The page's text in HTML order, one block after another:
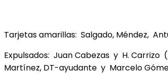
Tarjetas amarillas: Salgado, Méndez,
Expulsados: Juan Cabezas y H. Carrizo
Martínez, DT-ayudante y Marcelo